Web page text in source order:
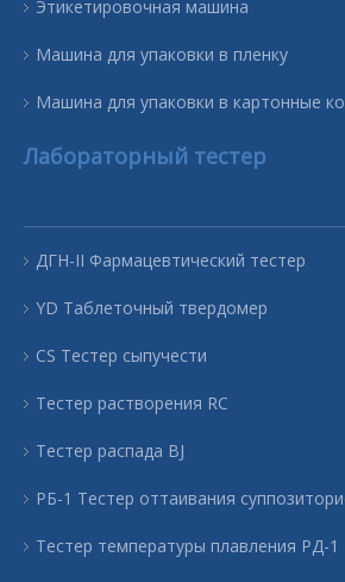
Этикетировочная машина
Машина для упаковки в пленку
Машина для упаковки в картонные
Лабораторный тестер
ДГН-II Фармацевтический тестер
YD Таблеточный твердомер
CS Тестер сыпучести
Тестер растворения RC
Тестер распада BJ
РБ-1 Тестер оттаивания
Тестер температуры плавления РД-1